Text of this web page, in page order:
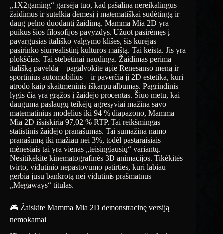
„1X2gaming“ garsėja tuo, kad pašalina nereikalingus
žaidimus ir sutelkia dėmesį į matematiškai sudėtingą ir
daug pelno duodantį žaidimą. Mamma Mia 2D yra
puikus šios filosofijos pavyzdys. Užuot pasirėmęs į
pavargusias itališko valgymo klišes, šis kūrėjas
pasirinko siurrealistinį kultūros maištą. Tai keista. Jis yra
plokščias. Tai stebėtinai naudinga. Žaidimas perima
itališką paveldą – pagalvokite apie Renesanso meną ir
sportinius automobilius – ir paverčia jį 2D estetika, kuri
atrodo kaip skaitmeninis iškarpų albumas. Pagrindinis
lygis čia yra grąžos į žaidėjo procentas. Šiuo metu, kai
dauguma paslaugų teikėjų agresyviai mažina savo
matematinius modelius iki 94 % diapazono, Mamma
Mia 2D išsiskiria 97,02 % RTP. Tai reikšmingas
statistinis žaidėjo pranašumas. Tai sumažina namo
pranašumą iki mažiau nei 3%, todėl pastaraisiais
mėnesiais tai yra vienas „teisingiausių“ variantų.
Nesitikėkite kinematografinės 3D animacijos. Tikėkitės
tvirto, vidutinio nepastovumo patirties, kuri labiau
gerbia jūsų bankrotą nei vidutinis prašmatnus
„Megaways“ titulas.
🎮 Žaiskite Mamma Mia 2D demonstracinę versiją
nemokamai